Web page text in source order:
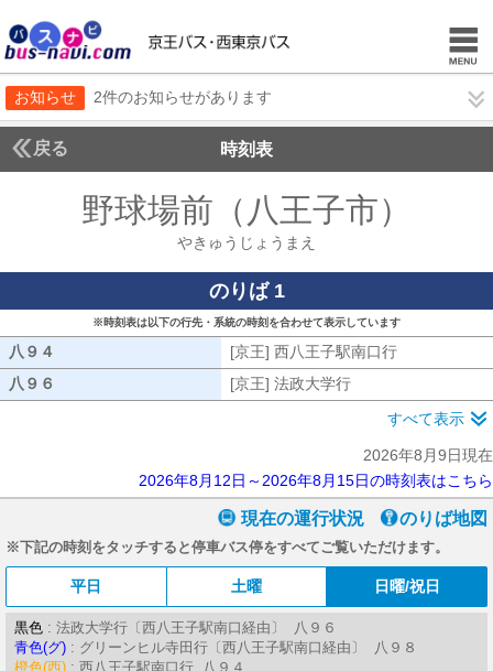
お知らせ 2件のお知らせがあります
戻る 時刻表
野球場前（八王子市）
やきゅうじょうまえ
のりば 1
※時刻表は以下の行先・系統の時刻を合わせて表示しています
八９４ [京王] 西八王子駅南口行
八９６
[京王] 法政大学行
すべて表示
2026年8月9日現在
2026年8月12日～2026年8月15日の時刻表はこちら
現在の運行状況 のりば地図
※下記の時刻をタッチすると停車バス停をすべてご覧いただけます。
平日 土曜 日曜/祝日
黒色 : 法政大学行〔西八王子駅南口経由〕 八９６
青色(グ) : グリーンヒル寺田行〔西八王子駅南口経由〕 八９８
橙色(西) : 西八王子駅南口行 八９４